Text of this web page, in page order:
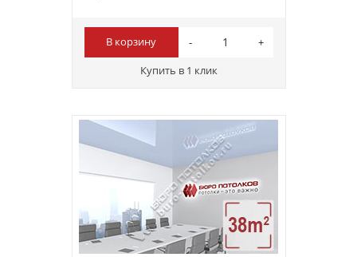
В корзину
Купить в 1 клик